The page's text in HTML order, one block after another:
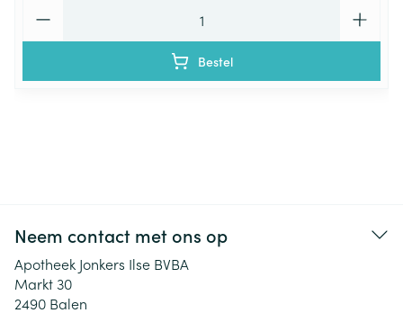
Bestel
Neem contact met ons op
Apotheek Jonkers Ilse BVBA
Markt 30
2490 Balen